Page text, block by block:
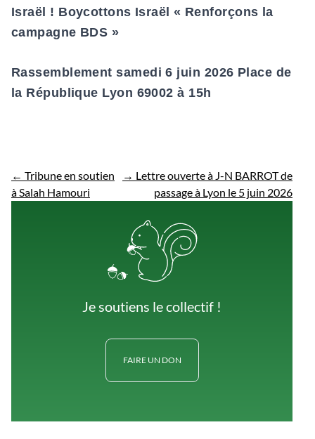
Israël ! Boycottons Israël « Renforçons la
campagne BDS »
Rassemblement samedi 6 juin 2026 Place de
la République Lyon 69002 à 15h
← Tribune en soutien
à Salah Hamouri
→ Lettre ouverte à J-N BARROT de
passage à Lyon le 5 juin 2026
Je soutiens le collectif !
FAIRE UN DON